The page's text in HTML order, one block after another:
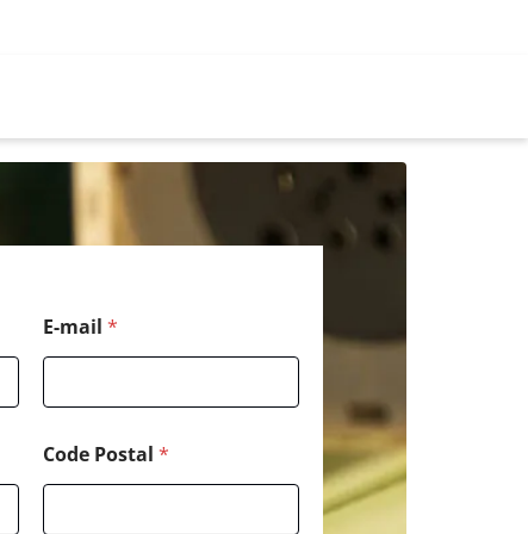
E-mail *
Code Postal *